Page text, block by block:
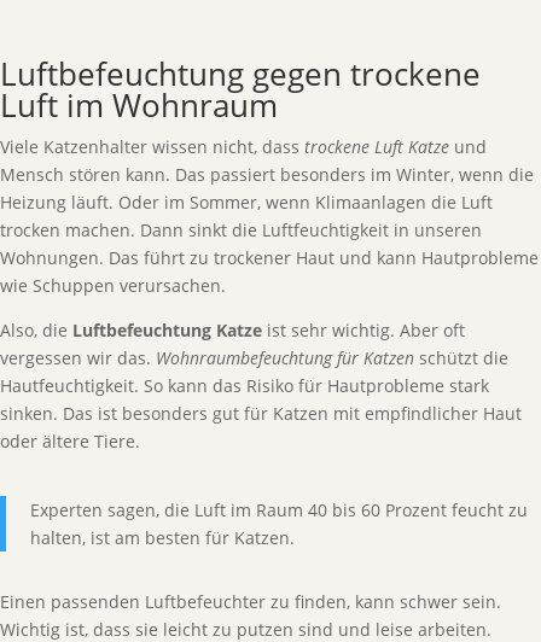
Luftbefeuchtung gegen trockene
Luft im Wohnraum
Viele Katzenhalter wissen nicht, dass trockene Luft Katze und
Mensch stören kann. Das passiert besonders im Winter, wenn die
Heizung läuft. Oder im Sommer, wenn Klimaanlagen die Luft
trocken machen. Dann sinkt die Luftfeuchtigkeit in unseren
Wohnungen. Das führt zu trockener Haut und kann Hautprobleme
wie Schuppen verursachen.
Also, die Luftbefeuchtung Katze ist sehr wichtig. Aber oft
vergessen wir das. Wohnraumbefeuchtung für Katzen schützt die
Hautfeuchtigkeit. So kann das Risiko für Hautprobleme stark
sinken. Das ist besonders gut für Katzen mit empfindlicher Haut
oder ältere Tiere.
Experten sagen, die Luft im Raum 40 bis 60 Prozent feucht zu
halten, ist am besten für Katzen.
Einen passenden Luftbefeuchter zu finden, kann schwer sein.
Wichtig ist, dass sie leicht zu putzen sind und leise arbeiten.